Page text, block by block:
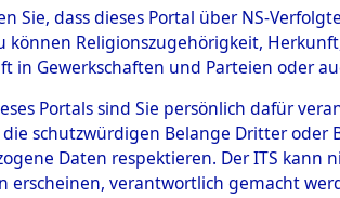
Sie, dass dieses Portal über NS-
können Religionszugehörigkeit,
in Gewerkschaften und Parteien oder
Portals sind Sie persönlich dafür
die schutzwürdigen Belange Dritter
Daten respektieren. Der ITS
erscheinen, verantwortlich gemacht